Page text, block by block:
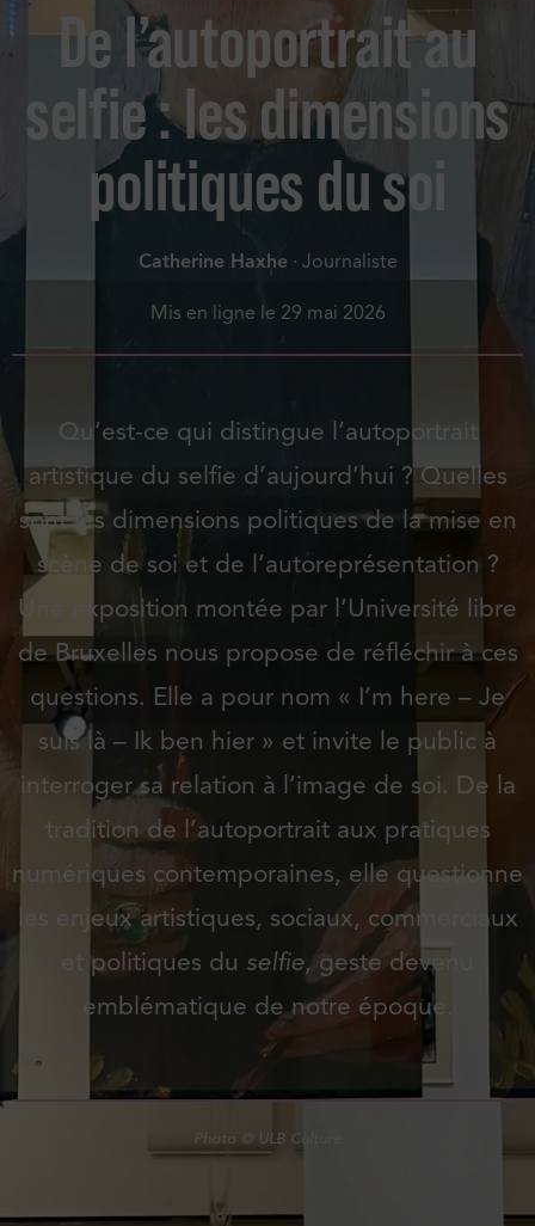
De l’autoportrait au
selfie : les dimensions
politiques du soi
Catherine Haxhe· Journaliste
Mis en ligne le 29 mai 2026
Qu’est-ce qui distingue l’autoportrait
artistique du selfie d’aujourd’hui ? Quelles
sont les dimensions politiques de la mise en
scène de soi et de l’autoreprésentation ?
Une exposition montée par l’Université libre
de Bruxelles nous propose de réfléchir à ces
questions. Elle a pour nom « I’m here – Je
suis là – Ik ben hier » et invite le public à
interroger sa relation à l’image de soi. De la
tradition de l’autoportrait aux pratiques
numériques contemporaines, elle questionne
les enjeux artistiques, sociaux, commerciaux
et politiques du selfie, geste devenu
emblématique de notre époque.
Photo © ULB Culture